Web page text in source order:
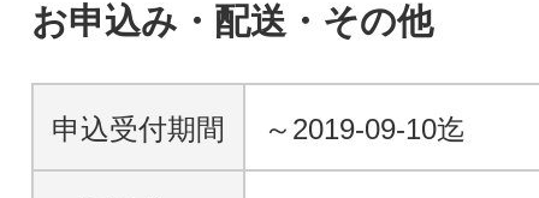
お申込み・配送・その他
申込受付期間 ～2019-09-10迄